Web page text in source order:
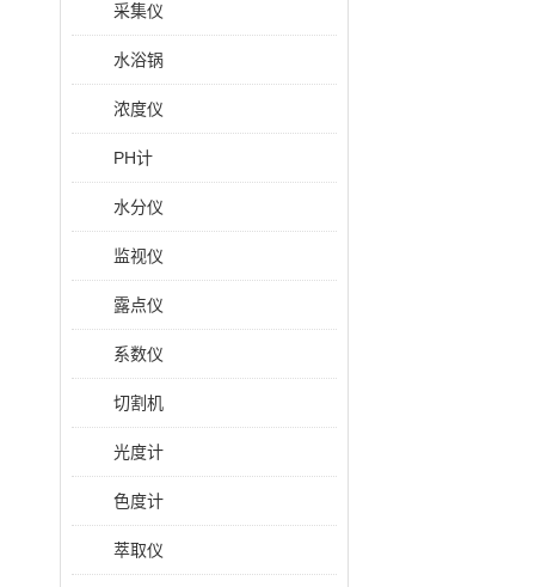
采集仪
水浴锅
浓度仪
PH计
水分仪
监视仪
露点仪
系数仪
切割机
光度计
色度计
萃取仪